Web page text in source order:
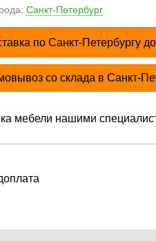
Санкт-Петербург
по Санкт-Петербургу
со склада в Санкт-
мебели нашими